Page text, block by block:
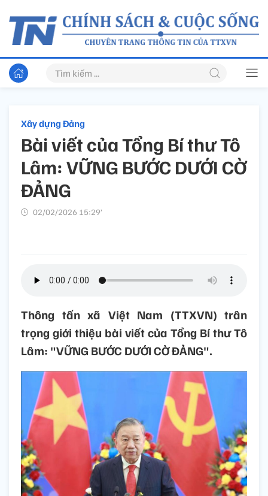
Xây dựng Đảng
Bài viết của Tổng Bí thư Tô
Lâm: VỮNG BƯỚC DƯỚI CỜ
ĐẢNG
02/02/2026 15:29’
Thông tấn xã Việt Nam (TTXVN) trân
trọng giới thiệu bài viết của Tổng Bí thư Tô
Lâm: "VỮNG BƯỚC DƯỚI CỜ ĐẢNG".